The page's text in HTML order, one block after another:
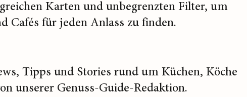
Karten und unbegrenzten Filter, um
Cafés für jeden Anlass zu finden.
Tipps und Stories rund um Küchen, Köche
unserer Genuss-Guide-Redaktion.